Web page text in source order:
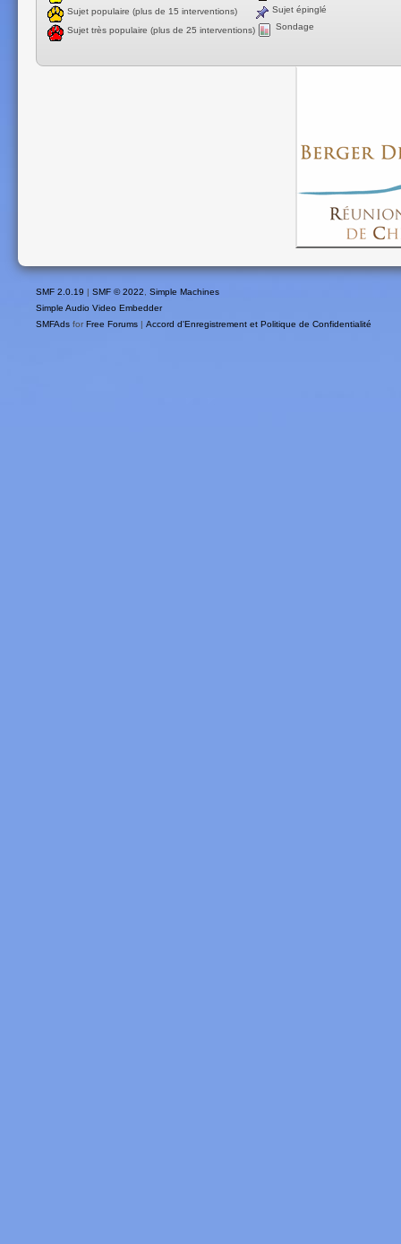
Sujet populaire (plus de 15 interventions)
Sujet très populaire (plus de 25 interventions)
Sujet épinglé
Sondage
SMF 2.0.19 | SMF © 2022
Simple Machines
Simple Audio Video Embedder
SMFAds for Free Forums | Accord d'Enregistrement et Politique de Confidentialité